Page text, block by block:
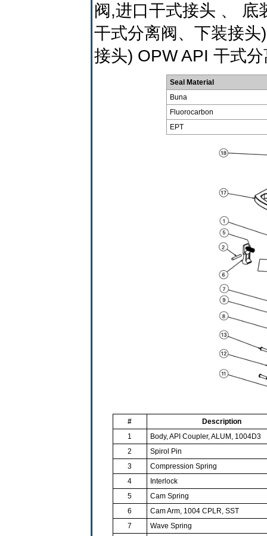
阀,进口干式接头 、 底
干式分离阀、下装接
接头) OPW API 干式
Seal Material
Buna
Fluorocarbon
EPT
#
Description
1
Body, API Coupler, ALUM, 1004D3
2
Spirol Pin
3
Compression Spring
4
Interlock
5
Cam Spring
6
Cam Arm, 1004 CPLR, SST
7
Wave Spring